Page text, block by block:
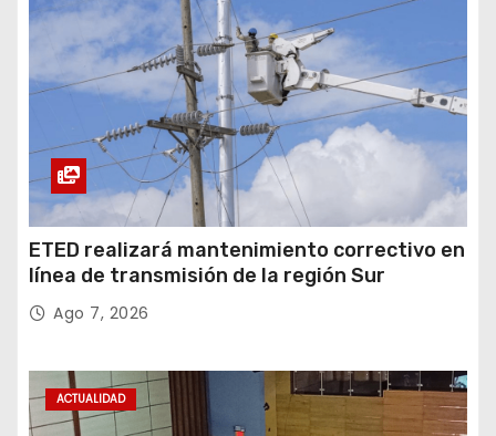
ETED realizará mantenimiento correctivo en
línea de transmisión de la región Sur
Ago 7, 2026
ACTUALIDAD